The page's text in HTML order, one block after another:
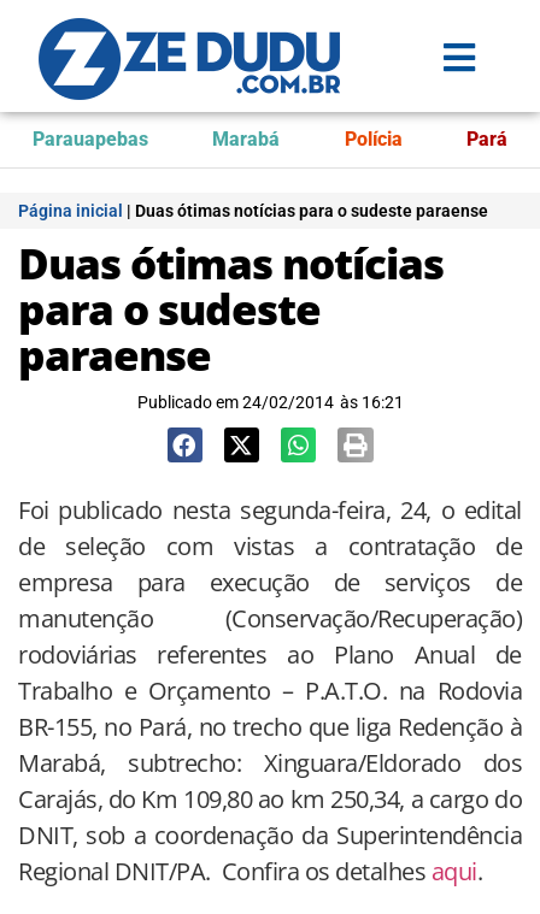
Parauapebas Marabá Polícia Pará
Página inicial | Duas ótimas notícias para o sudeste paraense
Duas ótimas notícias
para o sudeste
paraense
Publicado em 24/02/2014 às 16:21
Foi publicado nesta segunda-feira, 24, o edital
de seleção com vistas a contratação de
empresa para execução de serviços de
manutenção (Conservação/Recuperação)
rodoviárias referentes ao Plano Anual de
Trabalho e Orçamento – P.A.T.O. na Rodovia
BR-155, no Pará, no trecho que liga Redenção à
Marabá, subtrecho: Xinguara/Eldorado dos
Carajás, do Km 109,80 ao km 250,34, a cargo do
DNIT, sob a coordenação da Superintendência
Regional DNIT/PA. Confira os detalhes aqui.